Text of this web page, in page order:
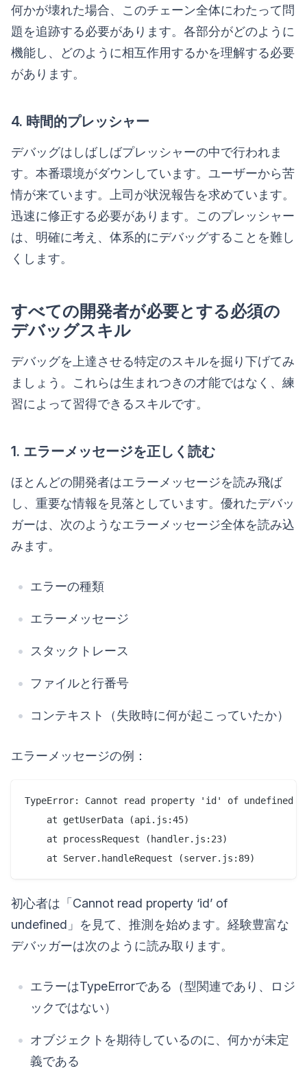
何かが壊れた場合、このチェーン全体にわたって問
題を追跡する必要があります。各部分がどのように
機能し、どのように相互作用するかを理解する必要
があります。
4. 時間的プレッシャー
デバッグはしばしばプレッシャーの中で行われま
す。本番環境がダウンしています。ユーザーから苦
情が来ています。上司が状況報告を求めています。
迅速に修正する必要があります。このプレッシャー
は、明確に考え、体系的にデバッグすることを難し
くします。
すべての開発者が必要とする必須の
デバッグスキル
デバッグを上達させる特定のスキルを掘り下げてみ
ましょう。これらは生まれつきの才能ではなく、練
習によって習得できるスキルです。
1. エラーメッセージを正しく読む
ほとんどの開発者はエラーメッセージを読み飛ば
し、重要な情報を見落としています。優れたデバッ
ガーは、次のようなエラーメッセージ全体を読み込
みます。
エラーの種類
エラーメッセージ
スタックトレース
ファイルと行番号
コンテキスト（失敗時に何が起こっていたか）
エラーメッセージの例：
TypeError: Cannot read property 'id' of undefined
    at getUserData (api.js:45)
    at processRequest (handler.js:23)
初心者は「Cannot read property ‘id’ of
undefined」を見て、推測を始めます。経験豊富な
デバッガーは次のように読み取ります。
エラーはTypeErrorである（型関連であり、ロジ
ックではない）
オブジェクトを期待しているのに、何かが未定
義である